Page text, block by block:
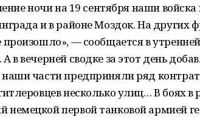
ночи на 19 сентября наши
и в районе Моздок. На других
— сообщается в утренней
в вечерней сводке за этот день
части предприняли ряд
несколько улиц… В боях в
первой танковой армией